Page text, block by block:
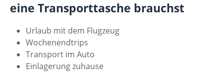
eine Transporttasche brauchst
Urlaub mit dem Flugzeug
Wochenendtrips
Transport im Auto
Einlagerung zuhause